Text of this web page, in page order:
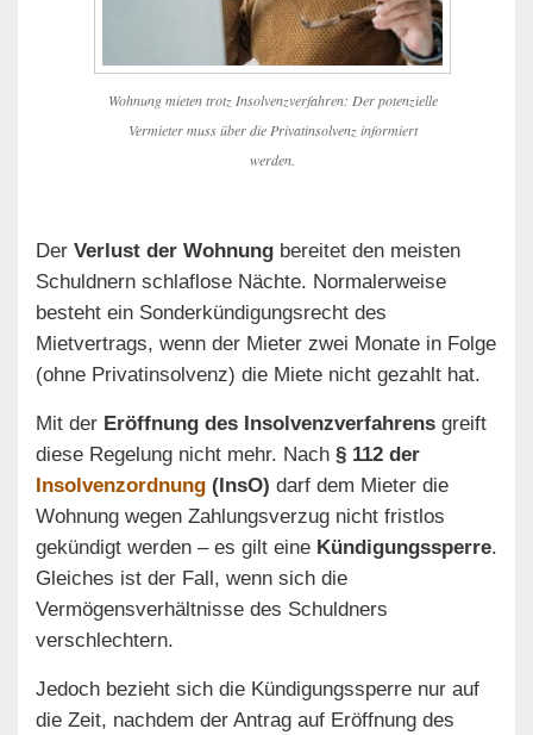
Wohnung mieten trotz Insolvenzverfahren: Der potenzielle
Vermieter muss über die Privatinsolvenz informiert
werden.
Der Verlust der Wohnung bereitet den meisten
Schuldnern schlaflose Nächte. Normalerweise
besteht ein Sonderkündigungsrecht des
Mietvertrags, wenn der Mieter zwei Monate in Folge
(ohne Privatinsolvenz) die Miete nicht gezahlt hat.
Mit der Eröffnung des Insolvenzverfahrens greift
diese Regelung nicht mehr. Nach § 112 der
Insolvenzordnung (InsO) darf dem Mieter die
Wohnung wegen Zahlungsverzug nicht fristlos
gekündigt werden – es gilt eine Kündigungssperre.
Gleiches ist der Fall, wenn sich die
Vermögensverhältnisse des Schuldners
verschlechtern.
Jedoch bezieht sich die Kündigungssperre nur auf
die Zeit, nachdem der Antrag auf Eröffnung des